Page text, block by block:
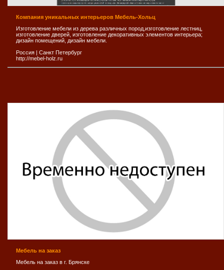
Компания уникальных интерьеров Мебель-Хольц
Изготовление мебели из дерева различных пород,изготовление лестниц,
изготовление дверей, изготовление декоративных элементов интерьера;
дизайн помещений, дизайн мебели.
Россия | Санкт Петербург
http://mebel-holz.ru
Мебель на заказ
Мебель на заказ в г. Брянске